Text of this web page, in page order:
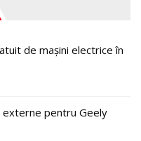
de mașini electrice în
externe pentru Geely